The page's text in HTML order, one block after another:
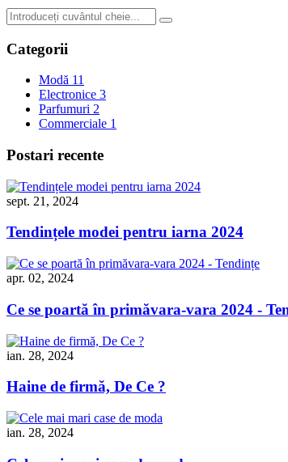
Categorii
Modă 11
Electronice 3
Parfumuri 2
Commerciale 1
Postari recente
sept. 21, 2024
Tendințele modei pentru iarna 2024
apr. 02, 2024
Ce se poartă în primăvara-vara 2024 -
ian. 28, 2024
Haine de firmă, De Ce ?
ian. 28, 2024